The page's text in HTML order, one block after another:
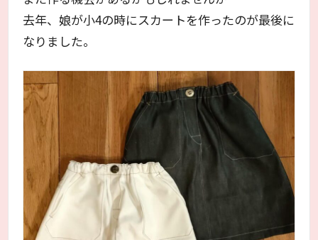
去年、娘が小4の時にスカートを作ったのが最後に
なりました。